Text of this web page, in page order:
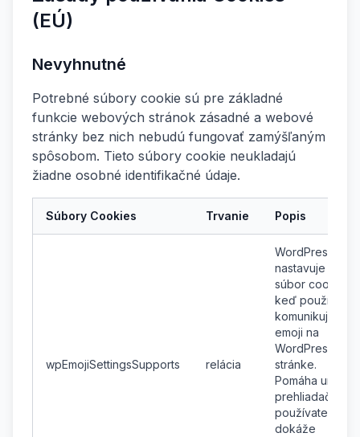
(EÚ)
Nevyhnutné
Potrebné súbory cookie sú pre základné
funkcie webových stránok zásadné a webové
stránky bez nich nebudú fungovať zamýšľaným
spôsobom. Tieto súbory cookie neukladajú
žiadne osobné identifikačné údaje.
Súbory Cookies Trvanie Popis
wpEmojiSettingsSupports relácia
WordPress
nastavuje tento
súbor cookie,
keď používateľ
komunikuje s
emoji na
WordPress
stránke.
Pomáha určiť, či
prehliadač
používateľa
dokáže